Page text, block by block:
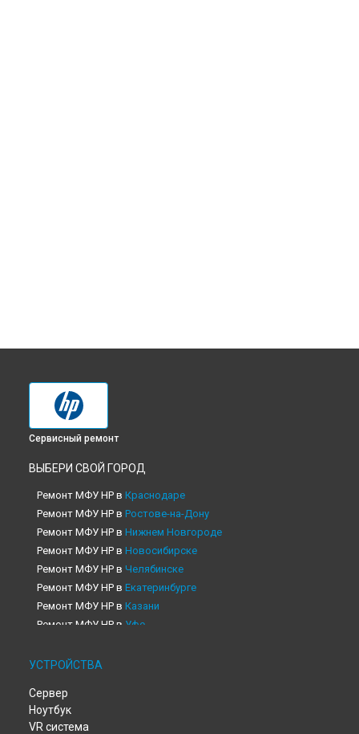
Сервисный ремонт
ВЫБЕРИ СВОЙ ГОРОД
Ремонт МФУ HP в Краснодаре
Ремонт МФУ HP в Ростове-на-Дону
Ремонт МФУ HP в Нижнем Новгороде
Ремонт МФУ HP в Новосибирске
Ремонт МФУ HP в Челябинске
Ремонт МФУ HP в Екатеринбурге
Ремонт МФУ HP в Казани
Ремонт МФУ HP в Уфе
Ремонт МФУ HP в
Ремонт МФУ HP в
Ремонт МФУ HP в
УСТРОЙСТВА
Сервер
Ноутбук
VR система